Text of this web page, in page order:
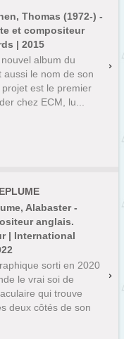
Thomas (1972-) -
et compositeur
| 2015
album du
aussi le nom de son
est le premier
chez ECM, lu...
Alabaster -
anglais.
| International
sorti en 2020
le vrai soi de
qui trouve
deux côtés de son